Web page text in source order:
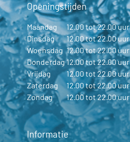
Openingstijden
Maandag
12.00 tot 22.00 uur
Dinsdag
12.00 tot 22.00 uur
Woensdag 12.00 tot 22.00 uur
Donderdag12.00 tot 22.00 uur
Vrijdag
12.00 tot 22.00 uur
Zaterdag
12.00 tot 22.00 uur
Zondag
12.00 tot 22.00 uur
Informatie